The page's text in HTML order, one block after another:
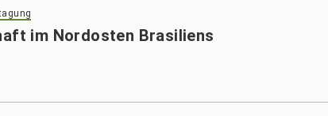
im Nordosten Brasiliens